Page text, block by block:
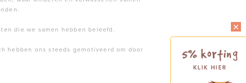
die we samen hebben beleefd.
hebben ons steeds gemotiveerd om door